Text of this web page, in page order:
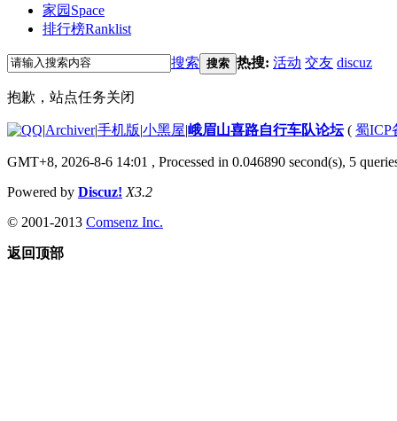
家园 Space
排行榜Ranklist
搜索 搜索 热搜: 活动 交友 discuz
抱歉，站点任务关闭
|Archiver|手机版|小黑屋|峨眉山喜路自行车队论坛( 蜀ICP
GMT+8, 2026-8-6 14:01 , Processed in 0.046890 second(s), 5
Powered by Discuz! X3.2
© 2001-2013 Comsenz Inc.
返回顶部